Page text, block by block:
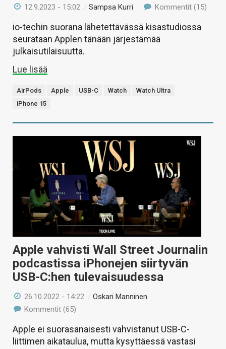
12.9.2023 - 15:02 /Sampsa Kurri Kommentit (15)
io-techin suorana lähetettävässä kisastudiossa
seurataan Applen tänään järjestämää
julkaisutilaisuutta.
Lue lisää
AirPods Apple USB-C Watch
Watch Ultra
iPhone 15
Apple vahvisti Wall Street Journalin
podcastissa iPhonejen siirtyvän
USB-C:hen tulevaisuudessa
26.10.2022 - 14:22 /Oskari Manninen
Kommentit (65)
Apple ei suorasanaisesti vahvistanut USB-C-
liittimen aikataulua, mutta kysyttäessä vastasi